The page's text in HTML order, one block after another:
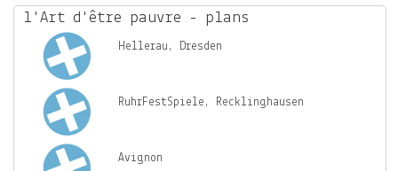
U
T
l'Art d'être pauvre - plans
Hellerau, Dresden
RuhrFestSpiele, Recklinghausen
Avignon